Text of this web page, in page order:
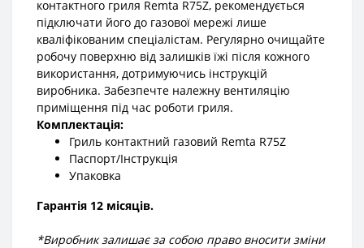
контактного гриля Remta R75Z, рекомендується
підключати його до газової мережі лише
кваліфікованим спеціалістам. Регулярно очищайте
робочу поверхню від залишків їжі після кожного
використання, дотримуючись інструкцій
виробника. Забезпечте належну вентиляцію
приміщення під час роботи гриля.
Комплектація:
Гриль контактний газовий Remta R75Z
Паспорт/Інструкція
Упаковка
Гарантія 12 місяців.
*Виробник залишає за собою право вносити зміни